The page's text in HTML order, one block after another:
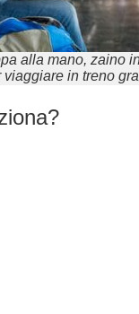
alla mano, zaino
viaggiare in treno